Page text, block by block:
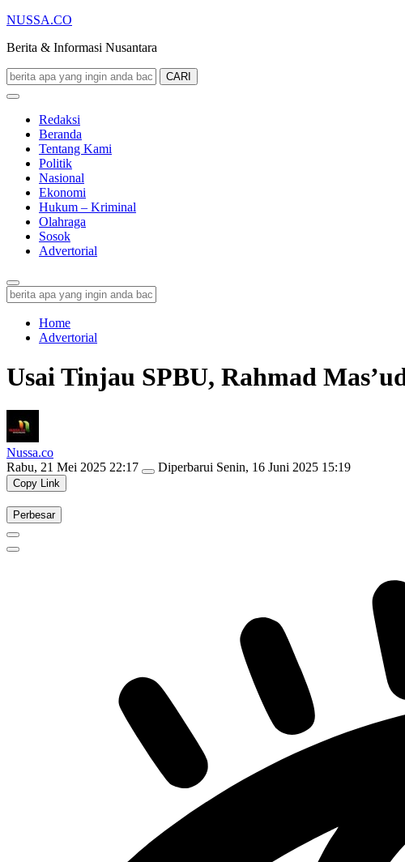
NUSSA.CO
Berita & Informasi Nusantara
CARI
Redaksi
Beranda
Tentang Kami
Politik
Nasional
Ekonomi
Hukum – Kriminal
Olahraga
Sosok
Advertorial
Home
Advertorial
Usai Tinjau SPBU, Rahmad
Nussa.co
Rabu, 21 Mei 2025 22:17
Diperbarui Senin, 16 Juni 2025 15:19
Copy Link
Perbesar